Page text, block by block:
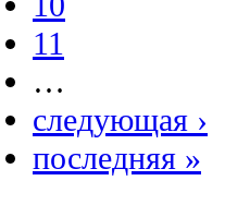
11
…
следующая ›
последняя »